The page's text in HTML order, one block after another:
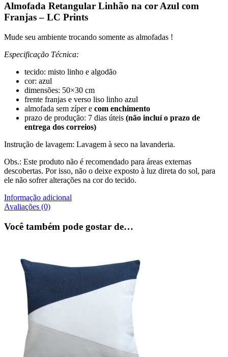
Almofada Retangular Linhão na cor Azul com
Franjas – LC Prints
Mude seu ambiente trocando somente as almofadas !
Especificação Técnica:
tecido: misto linho e algodão
cor: azul
dimensões: 50×30 cm
frente franjas e verso liso linho azul
almofada sem zíper e com enchimento
prazo de produção: 7 dias úteis (não incluí o prazo de
entrega dos correios)
Instrução de lavagem: Lavagem à seco na lavanderia.
Obs.: Este produto não é recomendado para áreas externas
descobertas. Por isso, não o deixe exposto à luz direta do sol, para
ele não sofrer alterações na cor do tecido.
Informação adicional
Avaliações (0)
Você também pode gostar de…